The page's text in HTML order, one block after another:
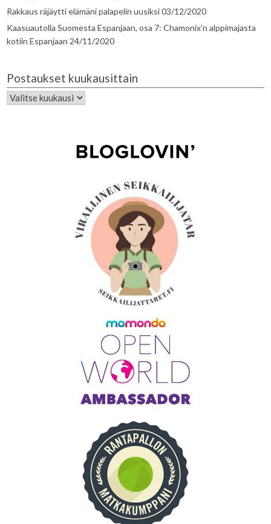
Rakkaus räjäytti elämäni palapelin uusiksi03/12/2020
Kaasuautolla Suomesta Espanjaan, osa 7: Chamonix’n alppimajasta
kotiin Espanjaan 24/11/2020
Postaukset kuukausittain